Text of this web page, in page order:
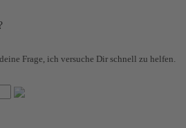
Frage, ich versuche Dir schnell zu helfen.